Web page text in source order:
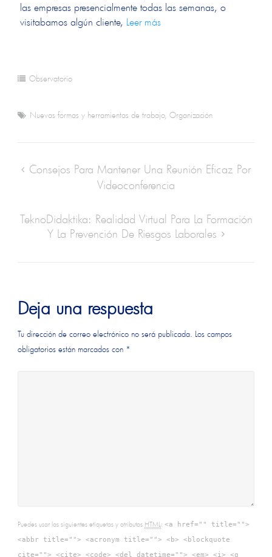
las empresas presencialmente todas las semanas, o
visitabamos algún cliente, Leer más
Observatorio
Nuevas formas y herramientas de trabajo,Organización
Consejos Para Mantener Una Reunión Eficaz Por
Videoconferencia
TeknoDidaktika: Realidad Virtual Para La Formación
Y La Prevención De Riesgos Laborales
Deja una respuesta
Tu dirección de correo electrónico no será publicada. Los campos
obligatorios están marcados con *
Puedes usar las siguientes etiquetas y atributos HTML:<a href="" title="">
<abbr title=""> <acronym title=""> <b> <blockquote
cite=""> <cite> <code> <del datetime=""> <em> <i> <q